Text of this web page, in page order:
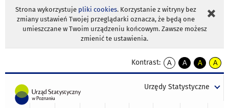
Strona wykorzystuje pliki cookies. Korzystanie z witryny bez
zmiany ustawień Twojej przeglądarki oznacza, że będą one
umieszczane w Twoim urządzeniu końcowym. Zawsze możesz
zmienić te ustawienia.
Kontrast:
A
kontrast
A
kontrast
tekst
czarnym
A
kontrast
tekst
czarnym
A
tekst
żółtym
Urzędy Statystyczne